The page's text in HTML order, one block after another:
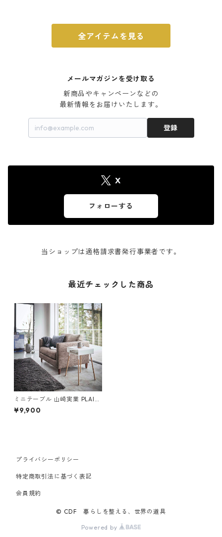
全アイテムを見る
メールマガジンを受け取る
新商品やキャンペーンなどの
最新情報をお届けいたします。
登録
X
フォローする
当ショップは適格請求書発行事業者です。
最近チェックした商品
ミニテーブル 山崎実業 PLAIN
プレーン 収納付きサイドテー
ブル ホワイト
¥9,900
プライバシーポリシー
特定商取引法に基づく表記
会員規約
© CDF 暮らしを整える、世界の道具
Powered by